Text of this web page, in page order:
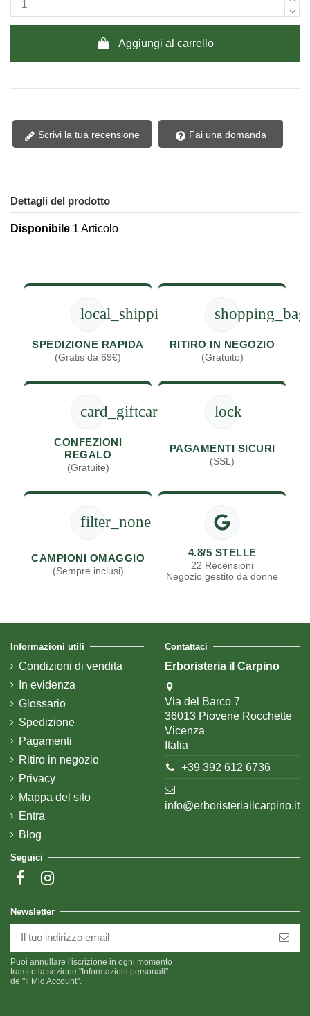
Aggiungi al carrello
Scrivi la tua recensione Fai una domanda
Dettagli del prodotto
Disponibile 1 Articolo
local_shipping
SPEDIZIONE RAPIDA
(Gratis da 69€)
shopping_bag
RITIRO IN NEGOZIO
(Gratuito)
card_giftcard
CONFEZIONI
REGALO
(Gratuite)
lock
PAGAMENTI SICURI
(SSL)
filter_none
CAMPIONI OMAGGIO
(Sempre inclusi)
4.8/5 STELLE
22 Recensioni
Negozio gestito da donne
Informazioni utili
Condizioni di vendita
In evidenza
Glossario
Spedizione
Pagamenti
Ritiro in negozio
Privacy
Mappa del sito
Entra
Blog
Contattaci
Erboristeria il Carpino
Via del Barco 7
36013 Piovene Rocchette
Vicenza
Italia
+39 392 612 6736
info@erboristeriailcarpino.it
Seguici
Newsletter
Puoi annullare l'iscrizione in ogni momento
tramite la sezione "Informazioni personali"
de "Il Mio Account".